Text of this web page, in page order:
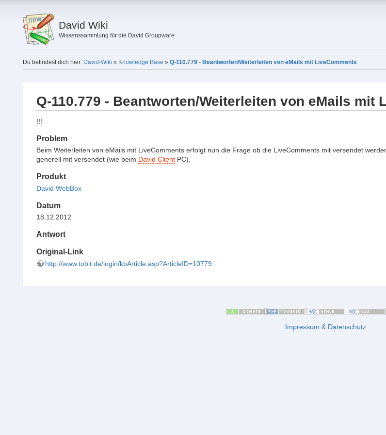
David Wiki
Wissenssammlung für die David Groupware
Du befindest dich hier: David-Wiki » Knowledge Base » Q-110.779 - Beantworten/Weiterleiten von eMails mit LiveComments
Q-110.779 - Beantworten/Weiterleiten von eMails mit
!!!
Problem
Beim Weiterleiten von eMails mit LiveComments erfolgt nun die Frage ob die LiveComments mit versendet
generell mit versendet (wie beim David ClientPC).
Produkt
David WebBox
Datum
18.12.2012
Antwort
Original-Link
http://www.tobit.de/login/kbArticle.asp?ArticleID=10779
Impressum & Datenschutz